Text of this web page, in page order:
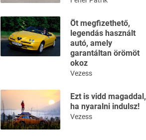
Öt megfizethető,
legendás használt
autó, amely
garantáltan örömöt
okoz
Vezess
Ezt is vidd magaddal,
ha nyaralni indulsz!
Vezess